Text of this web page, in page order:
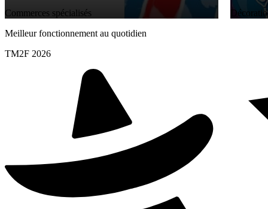
Commerces spécialisés
Meilleur fonctionnement au quotidien
TM2F 2026